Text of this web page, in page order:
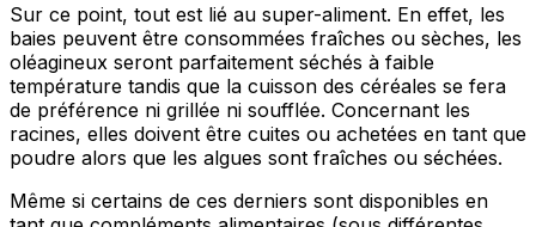
Sur ce point, tout est lié au super-aliment. En effet, les
baies peuvent être consommées fraîches ou sèches, les
oléagineux seront parfaitement séchés à faible
température tandis que la cuisson des céréales se fera
de préférence ni grillée ni soufflée. Concernant les
racines, elles doivent être cuites ou achetées en tant que
poudre alors que les algues sont fraîches ou séchées.
Même si certains de ces derniers sont disponibles en